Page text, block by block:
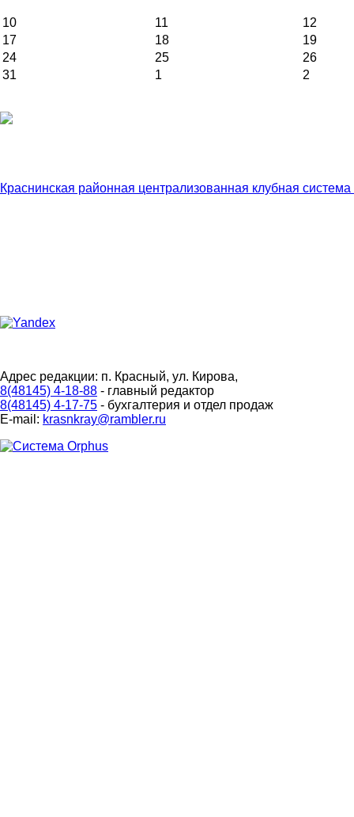
10 11
12
17
18
19
24
25
26
31
1 2
Краснинская районная централизованная клубная
Адрес редакции: п. Красный, ул. Кирова,
8(48145) 4-18-88 - главный редактор
8(48145) 4-17-75 - бухгалтерия и отдел продаж
E-mail: krasnkray@rambler.ru